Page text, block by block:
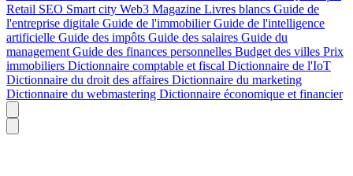
Retail SEO Smart city Web3 Magazine Livres blancs Guide de
l'entreprise digitale Guide de l'immobilierGuide de l'intelligence
artificielle Guide des impôts Guide des salaires Guide du
management Guide des finances personnelles Budget des villes Prix
immobiliers Dictionnaire comptable et fiscal Dictionnaire de l'IoT
Dictionnaire du droit des affaires Dictionnaire du marketing
Dictionnaire du webmastering Dictionnaire économique et financier